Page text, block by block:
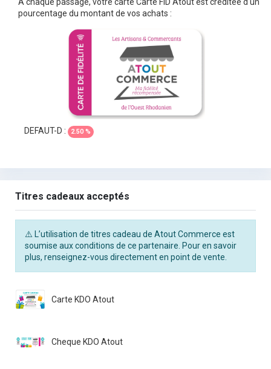
pourcentage du montant de vos achats :
DEFAUT-D : 2.50 %
Titres cadeaux acceptés
⚠️ L’utilisation de titres cadeau de Atout Commerce est
soumise aux conditions de ce partenaire. Pour en savoir
plus, renseignez-vous directement en point de vente.
Carte KDO Atout
Cheque KDO Atout